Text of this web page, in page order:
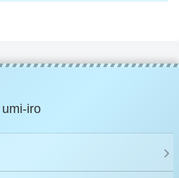
umi-iro